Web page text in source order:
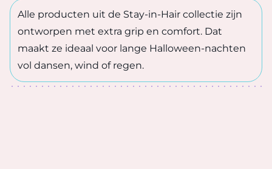
Alle producten uit de Stay-in-Hair collectie zijn
ontworpen met extra grip en comfort. Dat
maakt ze ideaal voor lange Halloween-nachten
vol dansen, wind of regen.